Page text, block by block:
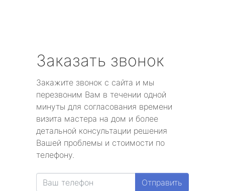
Заказать звонок
Закажите звонок с сайта и мы
перезвоним Вам в течении одной
минуты для согласования времени
визита мастера на дом и более
детальной консультации решения
Вашей проблемы и стоимости по
телефону.
Отправить